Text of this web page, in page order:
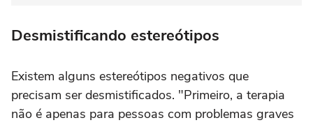
Desmistificando estereótipos
Existem alguns estereótipos negativos que
precisam ser desmistificados. "Primeiro, a terapia
não é apenas para pessoas com problemas graves